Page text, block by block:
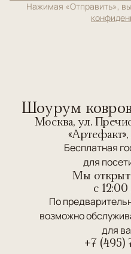
Нажимая «Отправить»,
Шоурум
Москва, ул.
Бесплатная
для
Мы
c
По
возможно
для
+7